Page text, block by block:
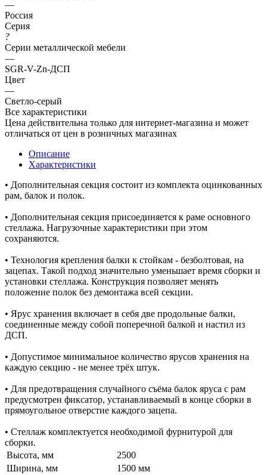
—
Россия
Серия
?
Серии металлической мебели
—
SGR-V-Zn-ДСП
Цвет
—
Светло-серый
Все характеристики
Цена действительна только для интернет-магазина и может
отличаться от цен в розничных магазинах
Описание
Характеристики
• Дополнительная секция состоит из комплекта оцинкованных
рам, балок и полок.
• Дополнительная секция присоединяется к раме основного
стеллажа. Нагрузочные характеристики при этом
сохраняются.
• Технология крепления балки к стойкам - безболтовая, на
зацепах. Такой подход значительно уменьшает время сборки и
установки стеллажа. Конструкция позволяет менять
положение полок без демонтажа всей секции.
• Ярус хранения включает в себя две продольные балки,
соединенные между собой поперечной балкой и настил из
ДСП.
• Допустимое минимальное количество ярусов хранения на
каждую секцию - не менее трёх штук.
• Для предотвращения случайного съёма балок яруса с рам
предусмотрен фиксатор, устанавливаемый в конце сборки в
прямоугольное отверстие каждого зацепа.
• Стеллаж комплектуется необходимой фурнитурой для
сборки.
Высота, мм
2500
Ширина, мм
1500 мм